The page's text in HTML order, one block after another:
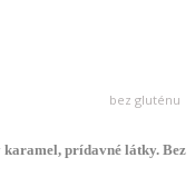
bez gluténu
prídavné látky. Bez